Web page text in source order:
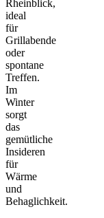
Rheinblick,
ideal
für
Grillabende
oder
spontane
Treffen.
Im
Winter
sorgt
das
gemütliche
Insideren
für
Wärme
und
Behaglichkeit.